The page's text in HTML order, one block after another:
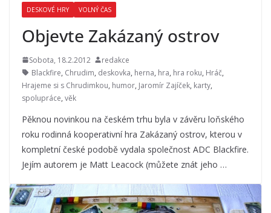
DESKOVÉ HRY VOLNÝ ČAS
Objevte Zakázaný ostrov
Sobota, 18.2.2012
redakce
Blackfire, Chrudim, deskovka, herna, hra, hra roku, Hráč,
Hrajeme si s Chrudimkou, humor, Jaromír Zajíček, karty,
spolupráce, věk
Pěknou novinkou na českém trhu byla v závěru loňského
roku rodinná kooperativní hra Zakázaný ostrov, kterou v
kompletní české podobě vydala společnost ADC Blackfire.
Jejím autorem je Matt Leacock (můžete znát jeho …